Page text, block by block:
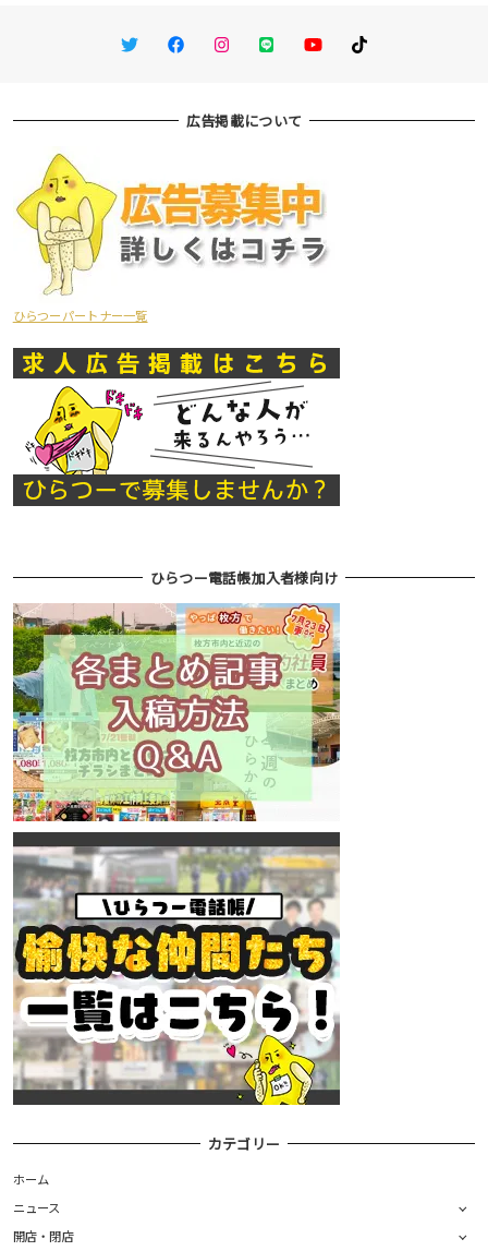
TwitterFacebookInstagram
LINE You TubeTikTok
広告掲載について
ひらつーパートナー一覧
ひらつー電話帳加入者様向け
カテゴリー
ホーム
ニュース
開店・閉店